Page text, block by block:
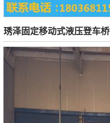
琇泽固定移动式液压登车桥